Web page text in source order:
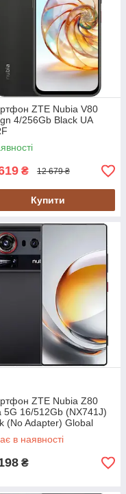
ZTE Nubia V80
4/256Gb Black UA
₴ 12 679 ₴
Купити
ZTE Nubia Z80
5G 16/512Gb (NX741J)
(No Adapter) Global
в наявності
₴